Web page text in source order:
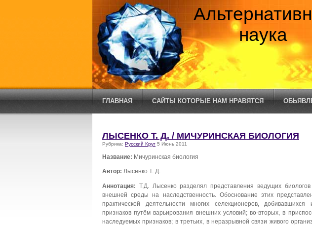
наука
ГЛАВНАЯ САЙТЫ КОТОРЫЕ НАМ НРАВЯТСЯ
ЛЫСЕНКО Т. Д. / МИЧУРИНСКАЯ БИОЛОГИЯ
Рубрика: Русский Круг 5 Июнь 2011
Название: Мичуринская биология
Автор: Лысенко Т. Д.
Аннотация: Т.Д. Лысенко разделял представления ведущих
внешней среды на наследственность. Обоснование этих
практической деятельности многих селекционеров, добивавшихся
признаков путём варьирования внешних условий; во-вторых, в
наследуемых признаков; в третьих, в неразрывной связи живого